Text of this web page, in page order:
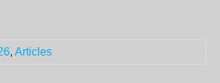
, Articles